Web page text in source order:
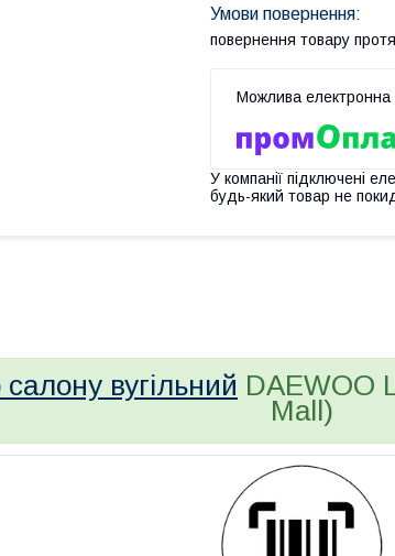
повернення товару
У компанії підключені
будь-який товар не
салону вугільний DAEWOO
Mall)